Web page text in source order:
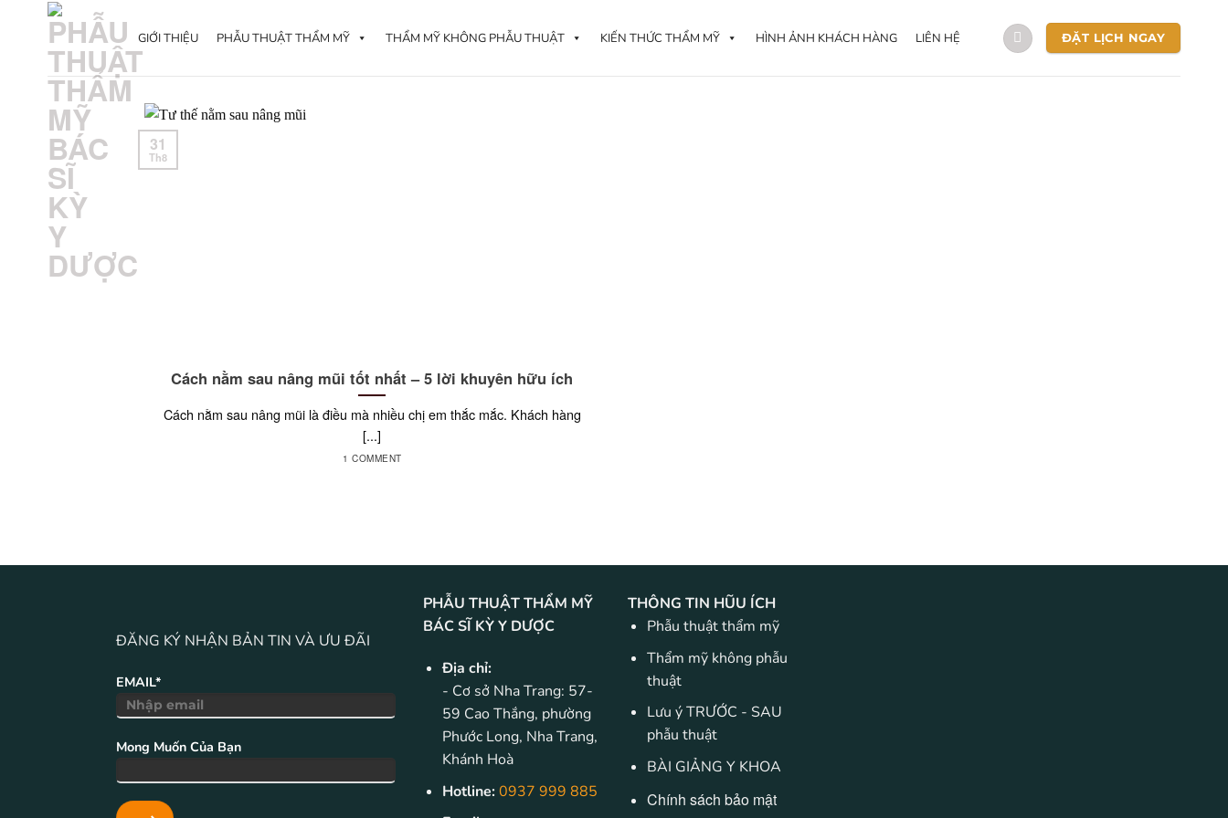
GIỚI THIỆU PHẪU THUẬT THẨM MỸ THẨM MỸ KHÔNG PHẪU THUẬT KIẾN THỨC THẨM MỸ HÌNH ẢNH KHÁCH HÀNG LIÊN HỆ ĐẶT LỊCH NGAY
Cách nằm sau nâng mũi tốt nhất – 5 lời khuyên hữu ích
Cách nằm sau nâng mũi là điều mà nhiều chị em thắc mắc. Khách hàng
[...]
1 COMMENT
31
Th8
ĐĂNG KÝ NHẬN BẢN TIN VÀ ƯU ĐÃI
EMAIL*
Mong Muốn Của Bạn
PHẪU THUẬT THẨM MỸ
BÁC SĨ KỲ Y DƯỢC
Địa chỉ:
- Cơ sở Nha Trang: 57-
59 Cao Thắng, phường
Phước Long, Nha Trang,
Khánh Hoà
Hotline:0937 999 885
THÔNG TIN HŨU ÍCH
Phẫu thuật thẩm mỹ
Thẩm mỹ không phẫu
thuật
Lưu ý TRƯỚC - SAU
phẫu thuật
BÀI GIẢNG Y KHOA
Chính sách bảo mật